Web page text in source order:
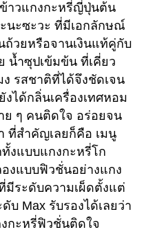
ข้าวแกงกะหรี่ญี่ปุ่นต้น
นะซะวะ ที่มีเอกลักษณ์
ถ้วยหรือจานเงินแท้คู่กับ
น้ำซุปเข้มข้น ที่เคี่ยว
รสชาติที่ได้จึงชัดเจน
งได้กลิ่นเครื่องเทศหอม
ย ๆ คนติดใจ อร่อยจน
ที่สำคัญเลยก็คือ เมนู
งแบบแกงกะหรี่โก
งแบบฟิวชั่นอย่างแกง
มีระดับความเผ็ดตั้งแต่
บ Max รับรองได้เลยว่า
กะหรี่ฟิวชั่นติดใจ